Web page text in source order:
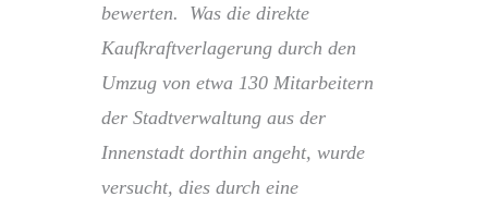
bewerten. Was die direkte
Kaufkraftverlagerung durch den
Umzug von etwa 130 Mitarbeitern
der Stadtverwaltung aus der
Innenstadt dorthin angeht, wurde
versucht, dies durch eine